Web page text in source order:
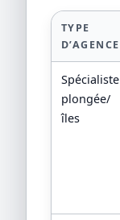
TYPE
D’AGENCE
Spécialiste
plongée/
îles